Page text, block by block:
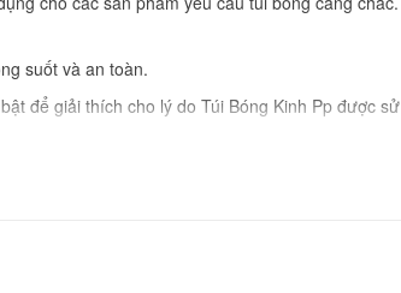
suốt và an toàn.
để giải thích cho lý do Túi Bóng Kinh Pp được sử